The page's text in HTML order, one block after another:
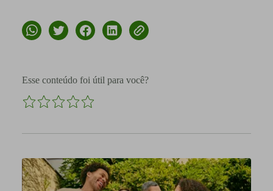
Esse conteúdo foi útil para você?